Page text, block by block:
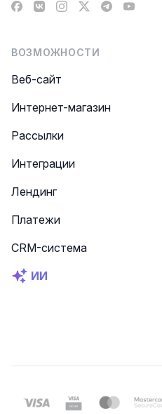
Facebook
VK Instagram
X TelegramYouTube
ВОЗМОЖНОСТИ
Веб-сайт
Интернет-магазин
Рассылки
Интеграции
Лендинг
Платежи
CRM-система
ИИ